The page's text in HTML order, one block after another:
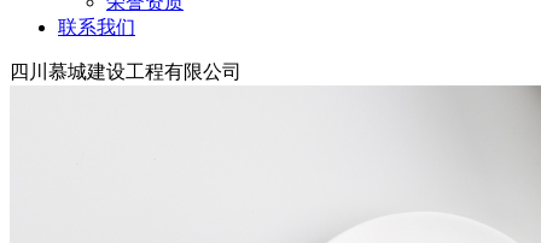
联系我们
四川慕城建设工程有限公司